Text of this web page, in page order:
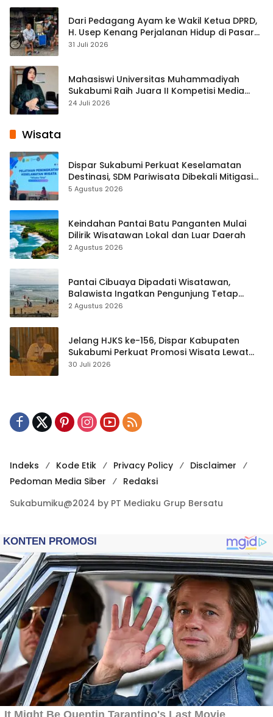
Dari Pedagang Ayam ke Wakil Ketua DPRD,
H. Usep Kenang Perjalanan Hidup di Pasar
Cisaat
31 Juli 2026
Mahasiswi Universitas Muhammadiyah
Sukabumi Raih Juara II Kompetisi Media
Pembelajaran Digital Tingkat Internasional
24 Juli 2026
Wisata
Dispar Sukabumi Perkuat Keselamatan
Destinasi, SDM Pariwisata Dibekali Mitigasi
hingga Teknik Evakuasi
5 Agustus 2026
Keindahan Pantai Batu Panganten Mulai
Dilirik Wisatawan Lokal dan Luar Daerah
2 Agustus 2026
Pantai Cibuaya Dipadati Wisatawan,
Balawista Ingatkan Pengunjung Tetap
Waspada
2 Agustus 2026
Jelang HJKS ke-156, Dispar Kabupaten
Sukabumi Perkuat Promosi Wisata Lewat
Publikasi Digital
30 Juli 2026
Indeks Kode Etik Privacy Policy
Disclaimer
Pedoman Media Siber
Redaksi
Sukabumiku@2024 by PT Mediaku Grup Bersatu